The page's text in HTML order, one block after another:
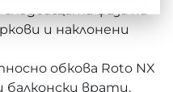
следващата фаза на
и наклонени
обкова Roto NX
балконски врати,